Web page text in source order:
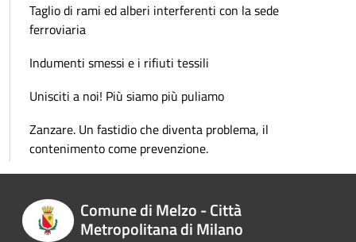
Taglio di rami ed alberi interferenti con la sede
ferroviaria
Indumenti smessi e i rifiuti tessili
Unisciti a noi! Più siamo più puliamo
Zanzare. Un fastidio che diventa problema, il
contenimento come prevenzione.
Comune di Melzo - Città
Metropolitana di Milano